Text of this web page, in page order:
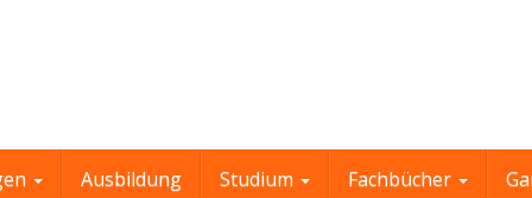
Ausbildung Studium Fachbücher